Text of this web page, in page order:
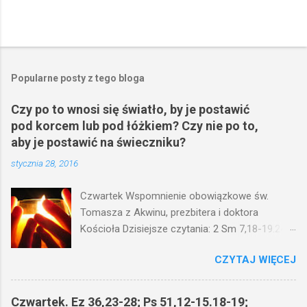
Popularne posty z tego bloga
Czy po to wnosi się światło, by je postawić
pod korcem lub pod łóżkiem? Czy nie po to,
aby je postawić na świeczniku?
stycznia 28, 2016
Czwartek Wspomnienie obowiązkowe św.
Tomasza z Akwinu, prezbitera i doktora
Kościoła Dzisiejsze czytania: 2 Sm 7,18-19.24-
(Mk 4,21-25) Jezus mówił ludowi: Czy po to
wnosi się światło, by je postawić pod korcem
CZYTAJ WIĘCEJ
Czwartek. Ez 36,23-28; Ps 51,12-15.18-19;